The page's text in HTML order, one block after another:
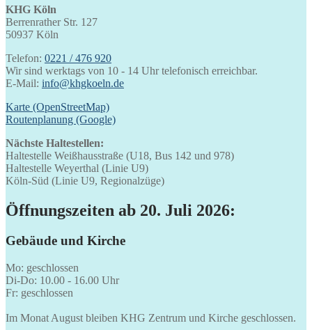
KHG Köln
Berrenrather Str. 127
50937 Köln
Telefon: 0221 / 476 920
Wir sind werktags von 10 - 14 Uhr telefonisch erreichbar.
E-Mail: info@khgkoeln.de
Karte (OpenStreetMap)
Routenplanung (Google)
Nächste Haltestellen:
Haltestelle Weißhausstraße (U18, Bus 142 und 978)
Haltestelle Weyerthal (Linie U9)
Köln-Süd (Linie U9, Regionalzüge)
Öffnungszeiten ab 20. Juli 2026:
Gebäude und Kirche
Mo: geschlossen
Di-Do: 10.00 - 16.00 Uhr
Fr: geschlossen
Im Monat August bleiben KHG Zentrum und Kirche geschlossen.